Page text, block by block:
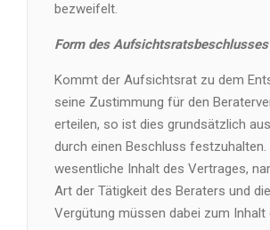
bezweifelt.
Form des Aufsichtsratsbeschlusses
Kommt der Aufsichtsrat zu dem
seine Zustimmung für den
erteilen, so ist dies grundsätzlich
durch einen Beschluss festzuhalten.
wesentliche Inhalt des Vertrages,
Art der Tätigkeit des Beraters und
Vergütung müssen dabei zum Inhalt